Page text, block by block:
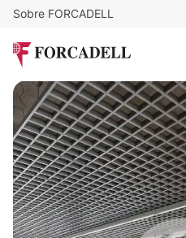
Sobre FORCADELL
Oficina en alquiler
700 m²